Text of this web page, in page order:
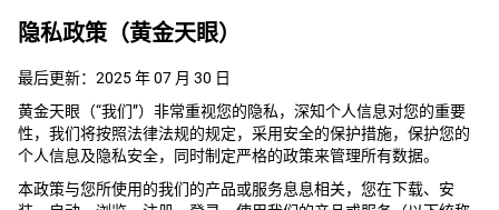
隐私政策（黄金天眼）
最后更新：2025 年 07 月 30 日
黄金天眼（“我们”）非常重视您的隐私，深知个人信息对您的重要
性，我们将按照法律法规的规定，采用安全的保护措施，保护您的
个人信息及隐私安全，同时制定严格的政策来管理所有数据。
本政策与您所使用的我们的产品或服务息息相关，您在下载、安